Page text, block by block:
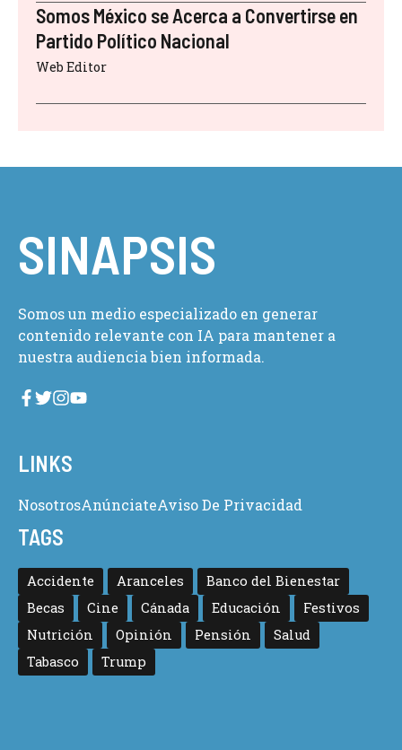
Somos México se Acerca a Convertirse en
Partido Político Nacional
Web Editor
SINAPSIS
Somos un medio especializado en generar
contenido relevante con IA para mantener a
nuestra audiencia bien informada.
LINKS
NosotrosAnúnciateAviso De Privacidad
TAGS
Accidente Aranceles
Banco del Bienestar
Becas
Cine Cánada Educación
Festivos
Nutrición
Opinión Pensión
Salud
Tabasco
Trump